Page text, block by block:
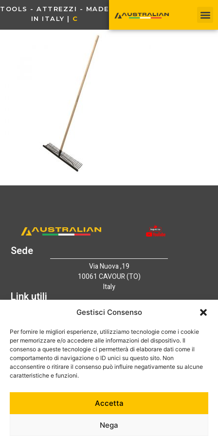
Gestisci Consenso
Per fornire le migliori esperienze, utilizziamo tecnologie come i cookie
per memorizzare e/o accedere alle informazioni del dispositivo. Il
consenso a queste tecnologie ci permetterà di elaborare dati come il
comportamento di navigazione o ID unici su questo sito. Non
acconsentire o ritirare il consenso può influire negativamente su alcune
caratteristiche e funzioni.
Accetta
Nega
TOOLS - ATTREZZI - MADE
IN ITALY | C
Sede
Via Nuova ,19
10061 CAVOUR (TO)
Italy
Link utili
Home
Catalogo
Tecnologia
News
Contatti
Hai bisogno di aiuto?
+39 0121 600752
info@australian-srl.com